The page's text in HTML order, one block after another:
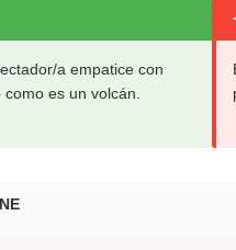
a empatice con
es un volcán.